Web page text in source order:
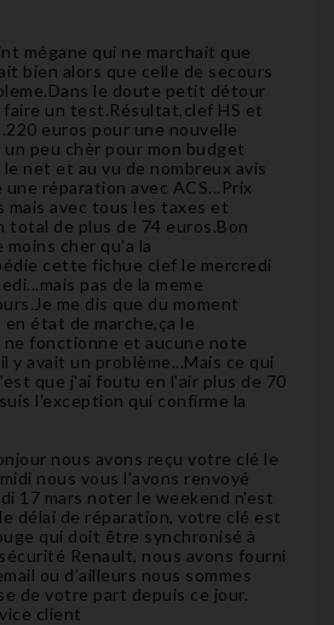
mégane qui ne marchait que
bien alors que celle de secours
le doute petit détour
un test.Résultat,clef HS et
euros pour une nouvelle
peu chèr pour mon budget
net et au vu de nombreux avis
réparation avec ACS...Prix
mais avec tous les taxes et
total de plus de 74 euros.Bon
moins cher qu'a la
cette fichue clef le mercredi
pas de la meme
me dis que du moment
état de marche,ça le
fonctionne et aucune note
y avait un problème...Mais ce qui
que j'ai foutu en l'air plus de 70
l'exception qui confirme la
nous avons reçu votre clé le
nous vous l'avons renvoyé
17 mars noter le weekend n'est
délai de réparation, votre clé est
qui doit être synchronisé à
Renault, nous avons fourni
ou d’ailleurs nous sommes
de votre part depuis ce jour.
client